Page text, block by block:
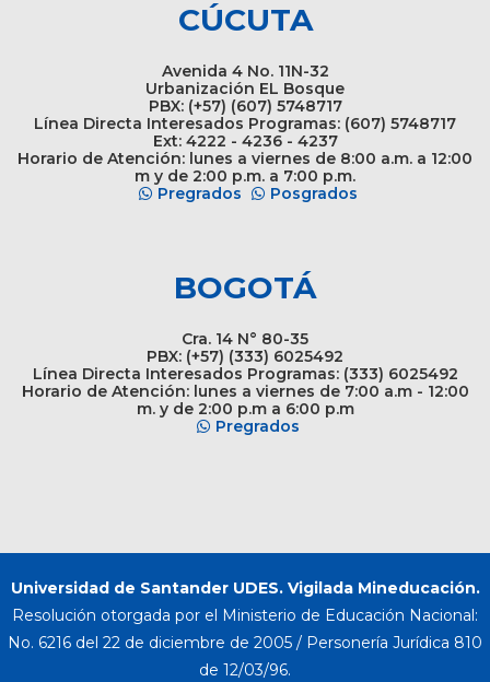
CÚCUTA
Avenida 4 No. 11N-32
Urbanización EL Bosque
PBX: (+57) (607) 5748717
Línea Directa Interesados Programas: (607) 5748717
Ext: 4222 - 4236 - 4237
Horario de Atención: lunes a viernes de 8:00 a.m. a 12:00
m y de 2:00 p.m. a 7:00 p.m.
Pregrados
Posgrados
BOGOTÁ
Cra. 14 N° 80-35
PBX: (+57) (333) 6025492
Línea Directa Interesados Programas: (333) 6025492
Horario de Atención: lunes a viernes de 7:00 a.m - 12:00
m. y de 2:00 p.m a 6:00 p.m
Pregrados
Universidad de Santander UDES. Vigilada Mineducación.
Resolución otorgada por el Ministerio de Educación Nacional:
No. 6216 del 22 de diciembre de 2005 / Personería Jurídica 810
de 12/03/96.